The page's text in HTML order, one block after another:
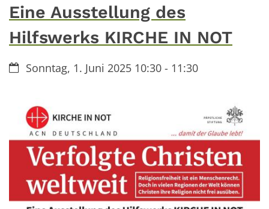
Eine Ausstellung des
Hilfswerks KIRCHE IN NOT
Datum:Sonntag, 1. Juni 2025 10:30 - 11:30